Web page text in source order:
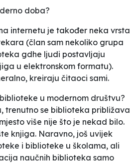
doba?
internetu je također neka vrsta
(član sam nekoliko grupa
gdhe ljudi postavljaju
u elektronskom formatu).
kreiraju čitaoci sami.
u modernom društvu?
trenutno se biblioteka približava
više nije što je nekad bilo.
knjiga. Naravno, još uvijek
i biblioteke u školama, ali
naučnih biblioteka samo